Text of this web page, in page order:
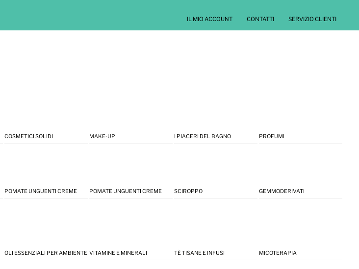
IL MIO ACCOUNT CONTATTI SERVIZIO CLIENTI
COSMETICI SOLIDI MAKE-UP I PIACERI DEL BAGNO PROFUMI
POMATE UNGUENTI CREME POMATE UNGUENTI CREME SCIROPPO GEMMODERIVATI
OLI ESSENZIALI PER AMBIENTE VITAMINE E MINERALI TÈ TISANE E INFUSI MICOTERAPIA